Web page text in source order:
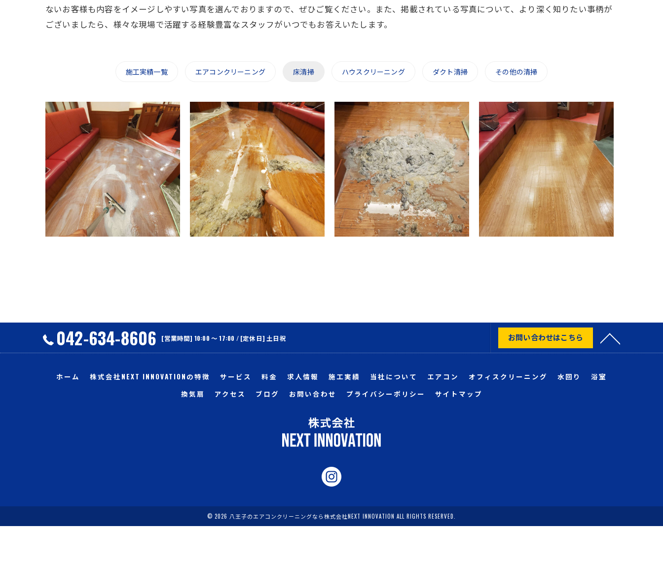
ないお客様も内容をイメージしやすい写真を選んでおりますので、ぜひご覧ください。また、掲載されている写真について、より深く知りたい事柄が
ございましたら、様々な現場で活躍する経験豊富なスタッフがいつでもお答えいたします。
施工実績一覧 エアコンクリーニング 床清掃 ハウスクリーニング ダクト清掃 その他の清掃
042-634-8606 [営業時間] 10:00 〜 17:00 / [定休日] 土日祝 お問い合わせはこちら
ホーム 株式会社NEXT INNOVATIONの特徴 サービス 料金 求人情報 施工実績 当社について エアコン オフィスクリーニング 水回り
浴室
換気扇
アクセス ブログ お問い合わせ プライバシーポリシー サイトマップ
© 2026 八王子のエアコンクリーニングなら株式会社NEXT INNOVATION ALL RIGHTS RESERVED.